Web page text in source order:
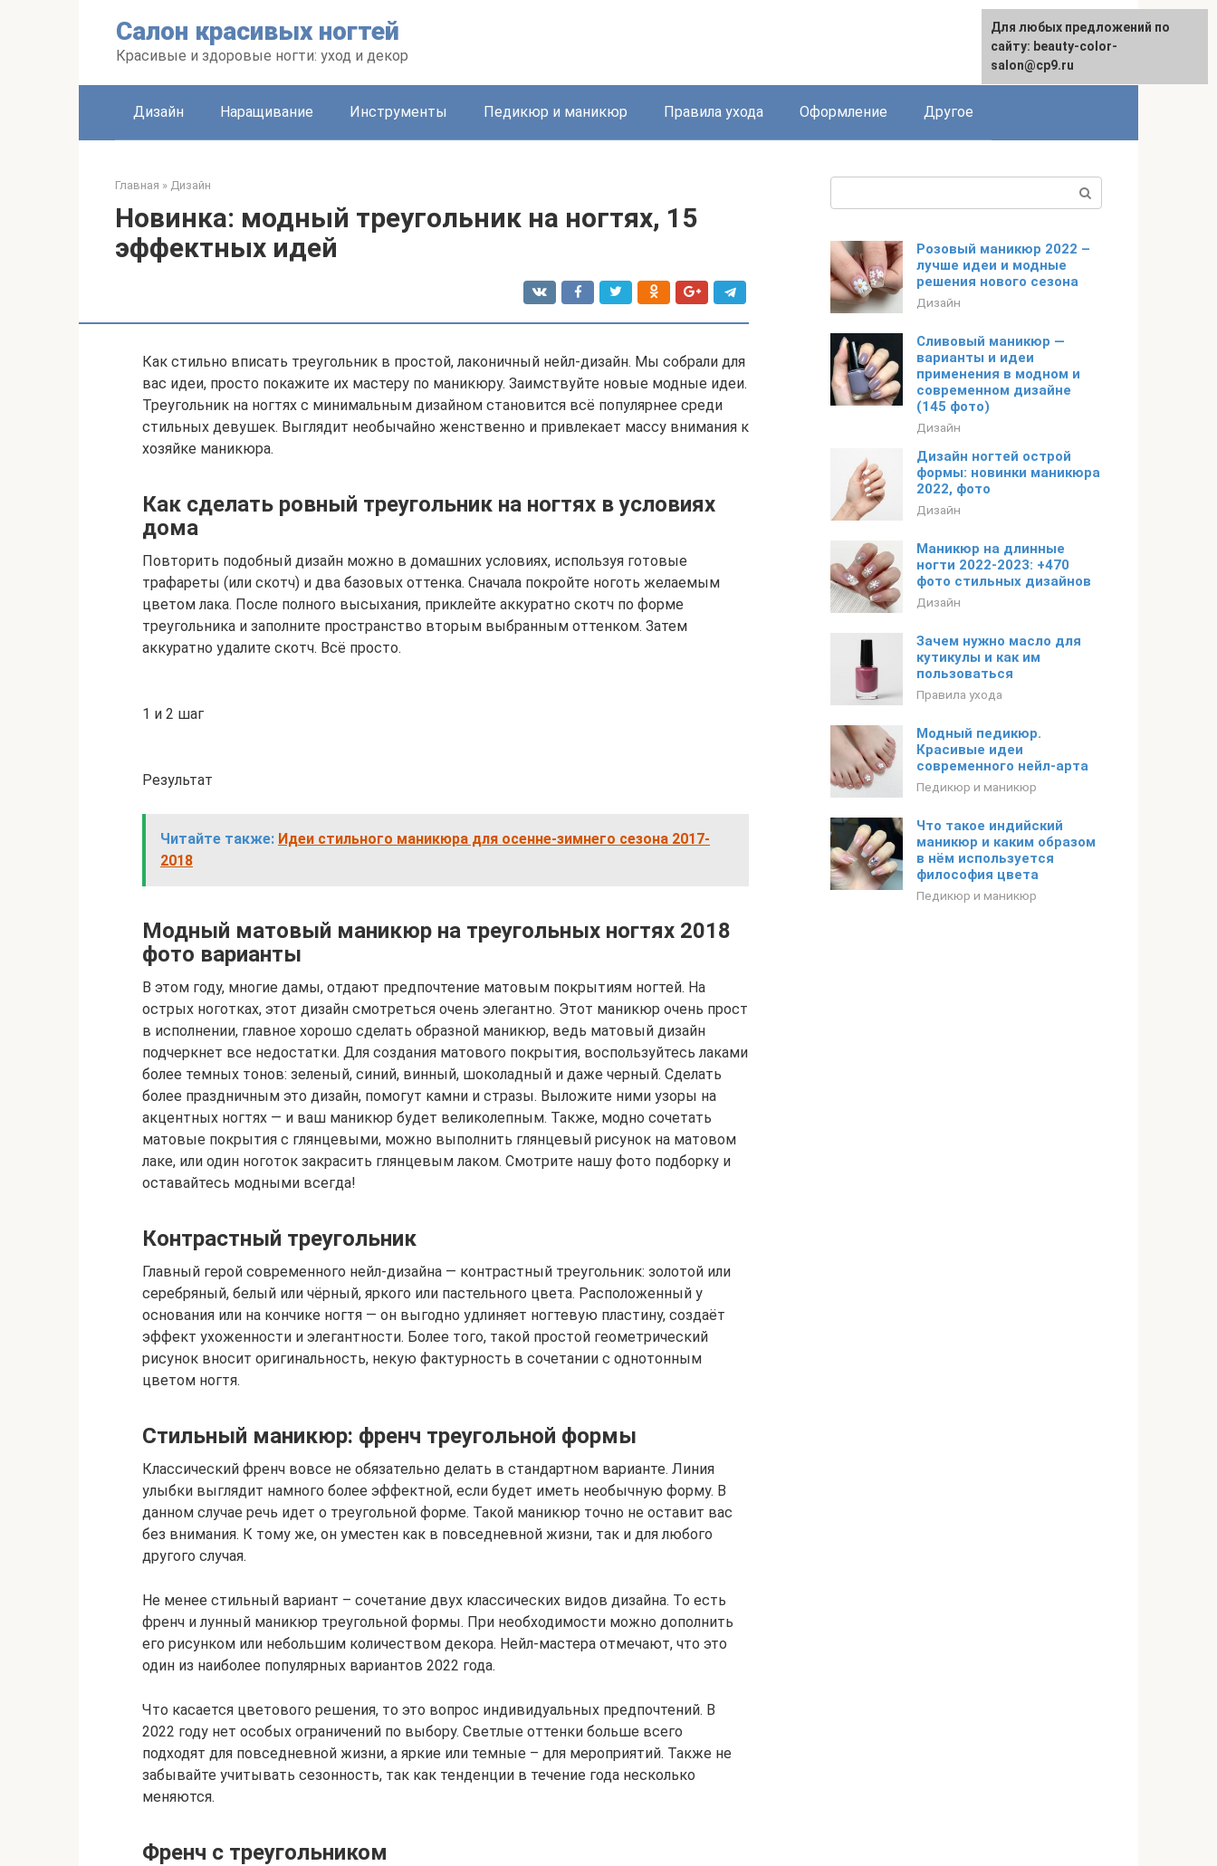
Салон красивых ногтей
Красивые и здоровые ногти: уход и декор
English
Дизайн Наращивание Инструменты Педикюр и маникюр Правила ухода Оформление Другое
Главная » Дизайн
Новинка: модный треугольник на ногтях, 15
эффектных идей
Как стильно вписать треугольник в простой, лаконичный нейл-дизайн. Мы собрали для
вас идеи, просто покажите их мастеру по маникюру. Заимствуйте новые модные идеи.
Треугольник на ногтях с минимальным дизайном становится всё популярнее среди
стильных девушек. Выглядит необычайно женственно и привлекает массу внимания к
хозяйке маникюра.
Как сделать ровный треугольник на ногтях в условиях
дома
Повторить подобный дизайн можно в домашних условиях, используя готовые
трафареты (или скотч) и два базовых оттенка. Сначала покройте ноготь желаемым
цветом лака. После полного высыхания, приклейте аккуратно скотч по форме
треугольника и заполните пространство вторым выбранным оттенком. Затем
аккуратно удалите скотч. Всё просто.
1 и 2 шаг
Результат
Читайте также: Идеи стильного маникюра для осенне-зимнего сезона 2017-
2018
Модный матовый маникюр на треугольных ногтях 2018
фото варианты
В этом году, многие дамы, отдают предпочтение матовым покрытиям ногтей. На
острых ноготках, этот дизайн смотреться очень элегантно. Этот маникюр очень прост
в исполнении, главное хорошо сделать образной маникюр, ведь матовый дизайн
подчеркнет все недостатки. Для создания матового покрытия, воспользуйтесь лаками
более темных тонов: зеленый, синий, винный, шоколадный и даже черный. Сделать
более праздничным это дизайн, помогут камни и стразы. Выложите ними узоры на
акцентных ногтях — и ваш маникюр будет великолепным. Также, модно сочетать
матовые покрытия с глянцевыми, можно выполнить глянцевый рисунок на матовом
лаке, или один ноготок закрасить глянцевым лаком. Смотрите нашу фото подборку и
оставайтесь модными всегда!
Контрастный треугольник
Главный герой современного нейл-дизайна — контрастный треугольник: золотой или
серебряный, белый или чёрный, яркого или пастельного цвета. Расположенный у
основания или на кончике ногтя — он выгодно удлиняет ногтевую пластину, создаёт
эффект ухоженности и элегантности. Более того, такой простой геометрический
рисунок вносит оригинальность, некую фактурность в сочетании с однотонным
цветом ногтя.
Стильный маникюр: френч треугольной формы
Классический френч вовсе не обязательно делать в стандартном варианте. Линия
улыбки выглядит намного более эффектной, если будет иметь необычную форму. В
данном случае речь идет о треугольной форме. Такой маникюр точно не оставит вас
без внимания. К тому же, он уместен как в повседневной жизни, так и для любого
другого случая.
Не менее стильный вариант – сочетание двух классических видов дизайна. То есть
френч и лунный маникюр треугольной формы. При необходимости можно дополнить
его рисунком или небольшим количеством декора. Нейл-мастера отмечают, что это
один из наиболее популярных вариантов 2022 года.
Что касается цветового решения, то это вопрос индивидуальных предпочтений. В
2022 году нет особых ограничений по выбору. Светлые оттенки больше всего
подходят для повседневной жизни, а яркие или темные – для мероприятий. Также не
забывайте учитывать сезонность, так как тенденции в течение года несколько
меняются.
Френч с треугольником
Розовый маникюр 2022 –
лучше идеи и модные
решения нового сезона
Дизайн
Сливовый маникюр —
варианты и идеи
применения в модном и
современном дизайне
(145 фото)
Дизайн
Дизайн ногтей острой
формы: новинки маникюра
2022, фото
Дизайн
Маникюр на длинные
ногти 2022-2023: +470
фото стильных дизайнов
Дизайн
Зачем нужно масло для
кутикулы и как им
пользоваться
Правила ухода
Модный педикюр.
Красивые идеи
современного нейл-арта
Педикюр и маникюр
Что такое индийский
маникюр и каким образом
в нём используется
философия цвета
Педикюр и маникюр
Для любых предложений по
сайту: beauty-color-
salon@cp9.ru